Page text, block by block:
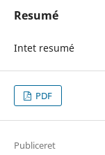
Resumé
Intet resumé
PDF
Publiceret